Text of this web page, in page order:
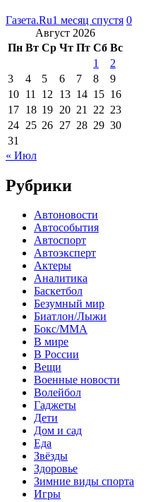
Газета.Ru1 месяц спустя 0
Август 2026
Пн Вт Ср Чт Пт Сб Вс
1
2
3
4 5 6 7 8
9
10 11 12 13 14 15 16
17 18 19 20 21 22 23
24 25 26 27 28 29 30
31
« Июл
Рубрики
Автоновости
Автособытия
Автоспорт
Автоэксперт
Актеры
Аналитика
Баскетбол
Безумный мир
Биатлон/Лыжи
Бокс/MMA
В мире
В России
Вещи
Военные новости
Волейбол
Гаджеты
Дети
Дом и сад
Еда
Звёзды
Здоровье
Зимние виды спорта
Игры